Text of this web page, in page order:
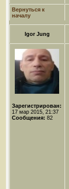
Вернуться к
началу
Igor Jung
Зарегистрирован:
17 мар 2015, 21:37
Сообщения: 82